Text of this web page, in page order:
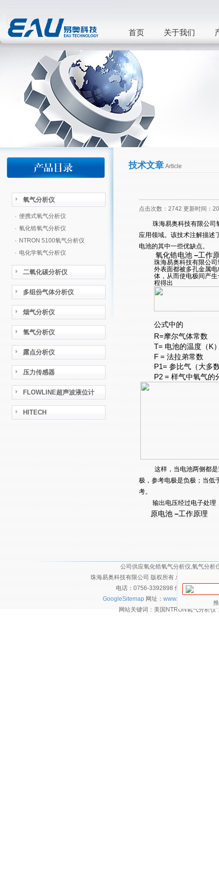
首页 关于我们
氧气分析仪
· 便携式氧气分析仪
· 氧化锆氧气分析仪
· NTRON 5100氧气分析仪
· 电化学氧气分析仪
二氧化碳分析仪
多组份气体分析仪
烟气分析仪
氢气分析仪
露点分析仪
压力传感器
FLOWLINE超声波液位计
HITECH
技术文章Article
点击次数：2742 更新时间：
珠海易奥科技有限公司
应用领域。该技术注解描述
电池的其中一些优缺点。
氧化锆电池 –工作
珠海易奥科技有限公司
外表面都被多孔金属
体，从而使电极间产
程得出
公式中的
R=摩尔气体常数
T= 电池的温度（ K
F =法拉弟常数
P1=参比气（大多
P2 =样气中氧气的
这样，当电池两侧都是
极，参考电极是负极；当低
考。
输出电压经过电子处理
原电池 –工作原理
公司供应氧化锆氧气分析仪,氧气分
珠海易奥科技有限公司 版权所有 总访问量：
电话：0756-3392898 传真：0756-
GoogleSitemap 网址： www.eautec.cn
技术
网站关键词：美国NTRON氧气分析